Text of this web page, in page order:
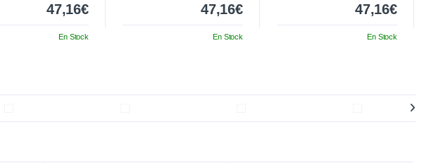
47,16€
En Stock
47,16€
En Stock
47,16€
En Stock